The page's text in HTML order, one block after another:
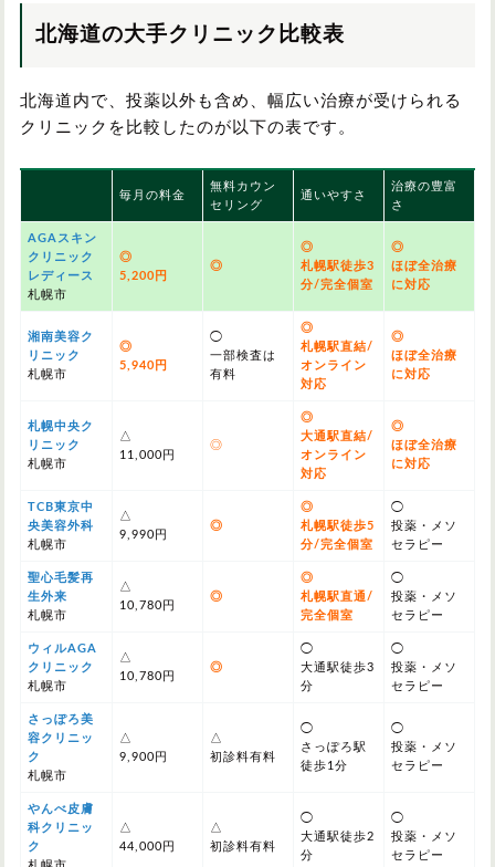
北海道の大手クリニック比較表
北海道内で、投薬以外も含め、幅広い治療が受けられる
クリニックを比較したのが以下の表です。
毎月の料金
無料カウン
セリング
通いやすさ
治療の豊富
さ
AGAスキン
クリニック
レディース
札幌市
◎
5,200円
◎
◎
札幌駅徒歩3
分/完全個室
◎
ほぼ全治療
に対応
湘南美容ク
リニック
札幌市
◎
5,940円
◯
一部検査は
有料
◎
札幌駅直結/
オンライン
対応
◎
ほぼ全治療
に対応
札幌中央ク
リニック
札幌市
△
11,000円
◎
◎
大通駅直結/
オンライン
対応
◎
ほぼ全治療
に対応
TCB東京中
央美容外科
札幌市
△
9,990円
◎
◎
札幌駅徒歩5
分/完全個室
◯
投薬・メソ
セラピー
聖心毛髪再
生外来
札幌市
△
10,780円
◎
◎
札幌駅直通/
完全個室
◯
投薬・メソ
セラピー
ウィルAGA
クリニック
札幌市
△
10,780円
◎
◯
大通駅徒歩3
分
◯
投薬・メソ
セラピー
さっぽろ美
容クリニッ
ク
札幌市
△
9,900円
△
初診料有料
◯
さっぽろ駅
徒歩1分
◯
投薬・メソ
セラピー
やんべ皮膚
科クリニッ
ク
△
44,000円
△
初診料有料
◯
大通駅徒歩2
分
◯
投薬・メソ
セラピー